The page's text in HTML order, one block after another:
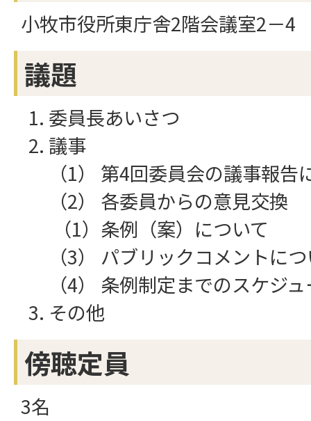
小牧市役所東庁舎2階会議室2－4
議題
委員長あいさつ
議事
（1） 第4回委員会の議事報告
（2） 各委員からの意見交換
（1）条例（案）について
（3） パブリックコメントに
（4） 条例制定までのスケジ
その他
傍聴定員
3名